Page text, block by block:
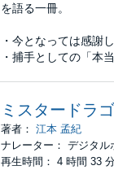
を語る一冊。
・今となっては感謝
・捕手としての「本
ミスタードラ
著者： 江本 孟紀
ナレーター： デジタル
再生時間： 4 時間 33